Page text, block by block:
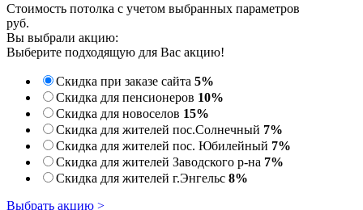
Стоимость потолка с учетом выбранных параметров
руб.
Вы выбрали акцию:
Выберите подходящую для Вас акцию!
Скидка при заказе сайта 5%
Скидка для пенсионеров 10%
Скидка для новоселов 15%
Скидка для жителей пос.Солнечный 7%
Скидка для жителей пос. Юбилейный 7%
Скидка для жителей Заводского р-на 7%
Скидка для жителей г.Энгельс 8%
Выбрать акцию >